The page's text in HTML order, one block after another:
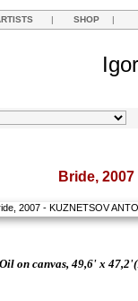
| SHOP |
Bride, 2007
Oil on canvas, 49,6' х